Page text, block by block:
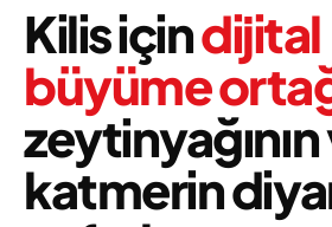
Kilis içindijital
büyüme
zeytinyağının
katmerin